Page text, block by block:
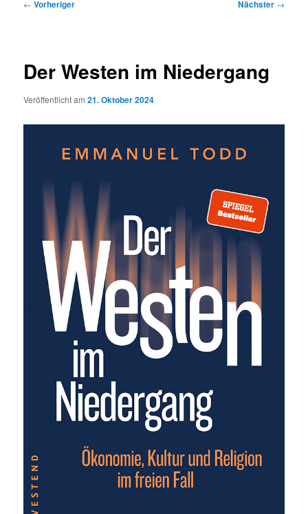
Beitragsnavigation
← Vorheriger Nächster →
Der Westen im Niedergang
Veröffentlicht am21. Oktober 2024